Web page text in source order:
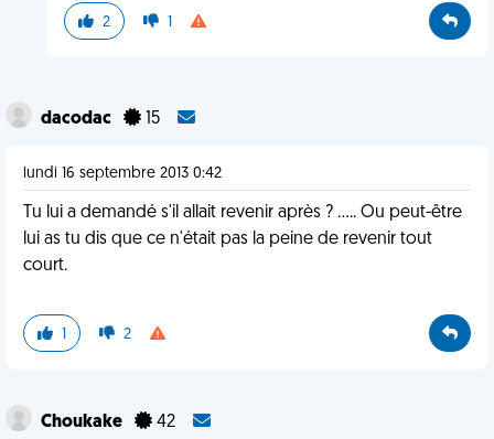
2 1
dacodac 15
lundi 16 septembre 2013 0:42
Tu lui a demandé s'il allait revenir après ? ..... Ou peut-être
lui as tu dis que ce n'était pas la peine de revenir tout
court.
1 2
Choukake 42